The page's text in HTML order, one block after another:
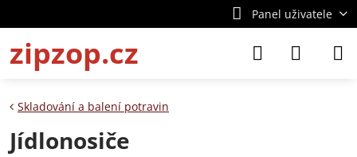
Panel uživatele
zipzop.cz
Skladování a balení potravin
Jídlonosiče